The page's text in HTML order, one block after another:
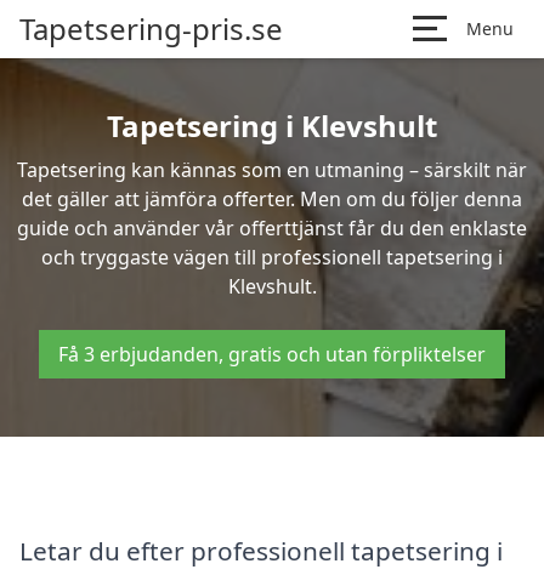
Tapetsering-pris.se Menu
Tapetsering i Klevshult
Tapetsering kan kännas som en utmaning – särskilt när
det gäller att jämföra offerter. Men om du följer denna
guide och använder vår offerttjänst får du den enklaste
och tryggaste vägen till professionell tapetsering i
Klevshult.
Få 3 erbjudanden, gratis och utan förpliktelser
Letar du efter professionell tapetsering i